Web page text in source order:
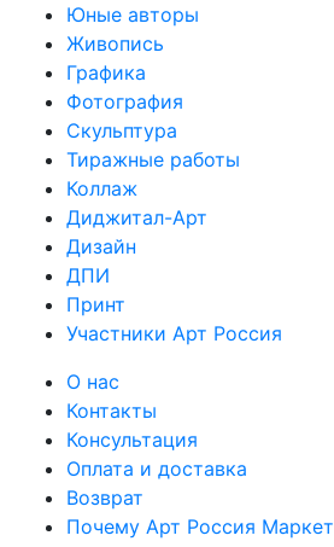
Юные авторы
Живопись
Графика
Фотография
Скульптура
Тиражные работы
Коллаж
Диджитал-Арт
Дизайн
ДПИ
Принт
Участники Арт Россия
О нас
Контакты
Консультация
Оплата и доставка
Возврат
Почему Арт Россия Маркет